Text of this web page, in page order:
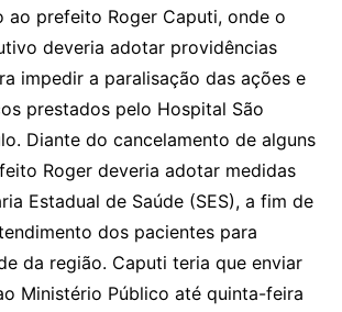
ao prefeito Roger Caputi, onde o
deveria adotar providências
impedir a paralisação das ações e
prestados pelo Hospital São
Diante do cancelamento de alguns
Roger deveria adotar medidas
Estadual de Saúde (SES), a fim de
dos pacientes para
da região. Caputi teria que enviar
Ministério Público até quinta-feira